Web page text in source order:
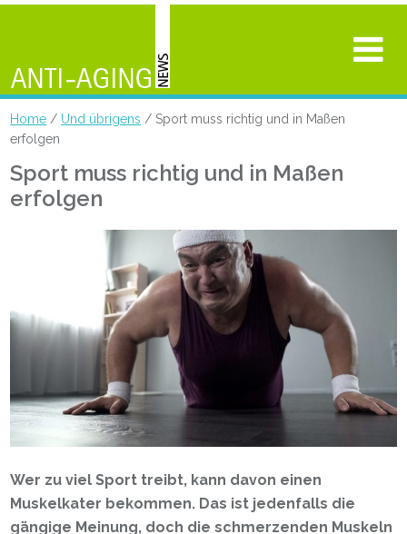
Home / Und übrigens / Sport muss richtig und in Maßen
erfolgen
Sport muss richtig und in Maßen
erfolgen
Wer zu viel Sport treibt, kann davon einen
Muskelkater bekommen. Das ist jedenfalls die
gängige Meinung, doch die schmerzenden Muskeln